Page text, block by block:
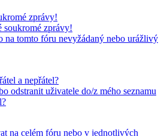
zprávy!
soukromé zprávy!
na tomto fóru nevyžádaný nebo urážlivý
a nepřátel?
odstranit uživatele do/z mého seznamu
na celém fóru nebo v jednotlivých